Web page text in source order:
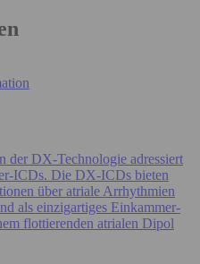
der DX-Technologie adressiert
ICDs. Die DX-ICDs bieten
über atriale Arrhythmien
als einzigartiges Einkammer-
flottierenden atrialen Dipol